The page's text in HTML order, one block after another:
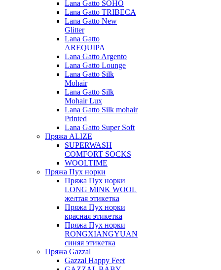
Lana Gatto SOHO
Lana Gatto TRIBECA
Lana Gatto New
Glitter
Lana Gatto
AREQUIPA
Lana Gatto Argento
Lana Gatto Lounge
Lana Gatto Silk
Mohair
Lana Gatto Silk
Mohair Lux
Lana Gatto Silk mohair
Printed
Lana Gatto Super Soft
Пряжа ALIZE
SUPERWASH
COMFORT SOCKS
WOOLTIME
Пряжа Пух норки
Пряжа Пух норки
LONG MINK WOOL
желтая этикетка
Пряжа Пух норки
красная этикетка
Пряжа Пух норки
RONGXIANGYUAN
синяя этикетка
Пряжа Gazzal
Gazzal Happy Feet